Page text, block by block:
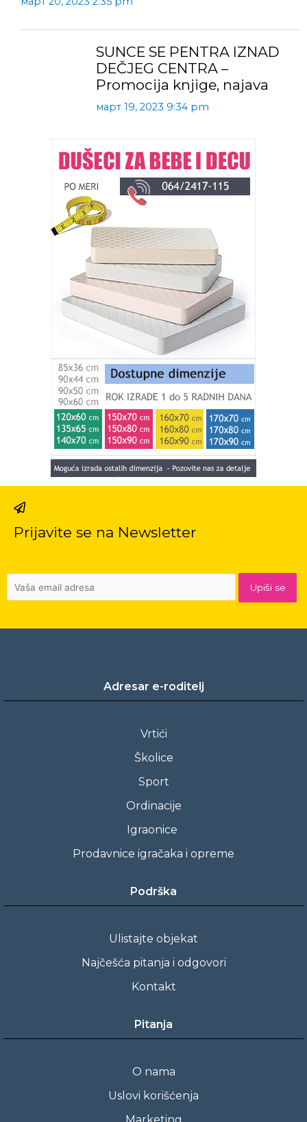
SUNCE SE PENTRA IZNAD
DEČJEG CENTRA –
Promocija knjige, najava
март 19, 2023 9:34 pm
Prijavite se na Newsletter
Adresar e-roditelj
Vrtići
Školice
Sport
Ordinacije
Igraonice
Prodavnice igračaka i opreme
Podrška
Ulistajte objekat
Najčešća pitanja i odgovori
Kontakt
Pitanja
O nama
Uslovi korišćenja
Marketing